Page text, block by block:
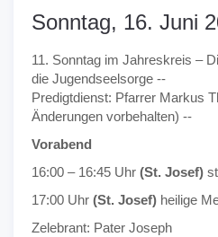
Sonntag, 16. Juni
11. Sonntag im Jahreskreis –
die Jugendseelsorge --
Predigtdienst: Pfarrer Markus
Änderungen vorbehalten) --
Vorabend
16:00 – 16:45 Uhr (St. Josef)
17:00 Uhr (St. Josef) heilige
Zelebrant: Pater Joseph